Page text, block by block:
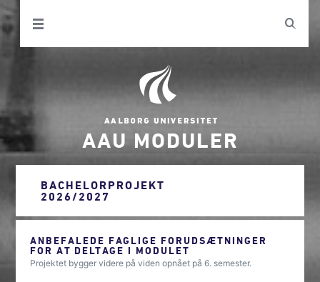
AAU MODULER
BACHELORPROJEKT
2026/2027
ANBEFALEDE FAGLIGE FORUDSÆTNINGER
FOR AT DELTAGE I MODULET
Projektet bygger videre på viden opnået på 6. semester.